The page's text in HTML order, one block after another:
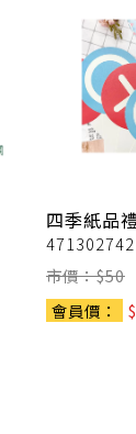
四季紙品
市價：$50
會員價：
$